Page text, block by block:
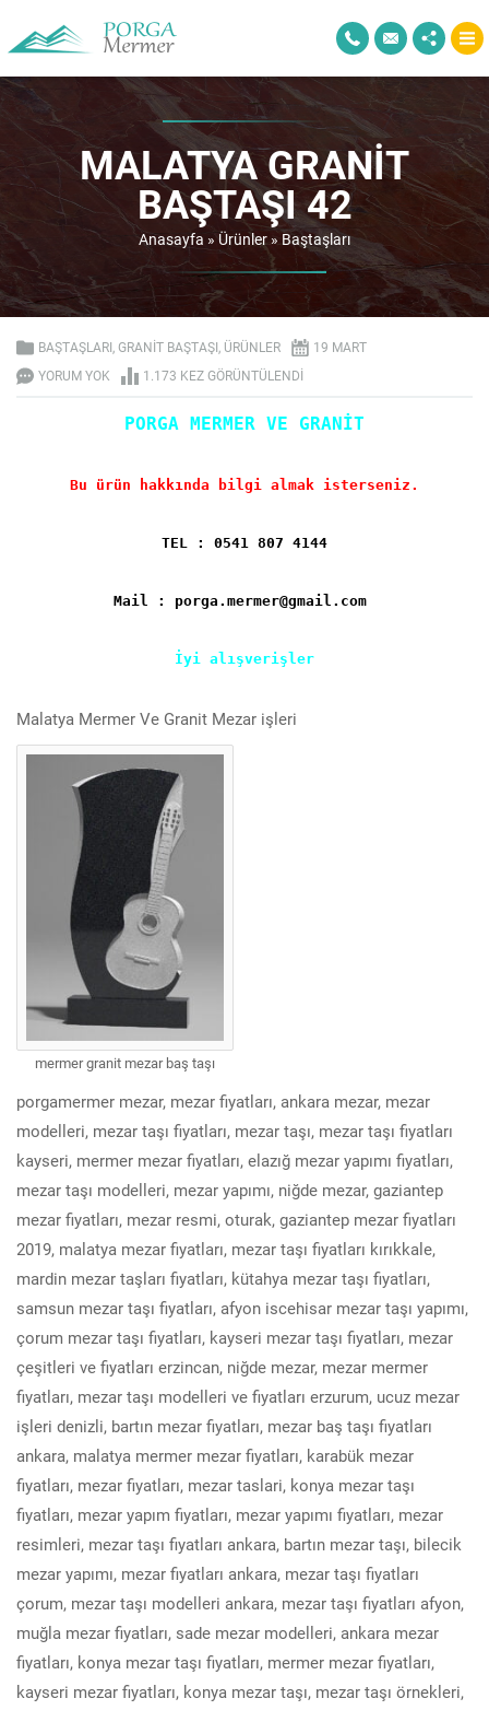
MALATYA GRANIT
BAŞTAŞI 42
Anasayfa » Ürünler»Baştaşları
BAŞTAŞLARI GRANIT BAŞTAŞI ÜRÜNLER
19 MART
YORUM YOK
1.173 KEZ GÖRÜNTÜLENDI
PORGA MERMER VE GRANİT
Bu ürün hakkında bilgi almak isterseniz.
TEL : 0541 807 4144
Mail : porga.mermer@gmail.com
İyi alışverişler
Malatya Mermer Ve Granit Mezar işleri
mermer granit mezar baş taşı
porgamermer mezar, mezar fiyatları, ankara mezar, mezar
modelleri, mezar taşı fiyatları, mezar taşı, mezar taşı fiyatları
kayseri, mermer mezar fiyatları, elazığ mezar yapımı fiyatları,
mezar taşı modelleri, mezar yapımı, niğde mezar, gaziantep
mezar fiyatları, mezar resmi, oturak, gaziantep mezar fiyatları
2019, malatya mezar fiyatları, mezar taşı fiyatları kırıkkale,
mardin mezar taşları fiyatları, kütahya mezar taşı fiyatları,
samsun mezar taşı fiyatları, afyon iscehisar mezar taşı yapımı,
çorum mezar taşı fiyatları, kayseri mezar taşı fiyatları, mezar
çeşitleri ve fiyatları erzincan, niğde mezar, mezar mermer
fiyatları, mezar taşı modelleri ve fiyatları erzurum, ucuz mezar
işleri denizli, bartın mezar fiyatları, mezar baş taşı fiyatları
ankara, malatya mermer mezar fiyatları, karabük mezar
fiyatları, mezar fiyatları, mezar taslari, konya mezar taşı
fiyatları, mezar yapım fiyatları, mezar yapımı fiyatları, mezar
resimleri, mezar taşı fiyatları ankara, bartın mezar taşı, bilecik
mezar yapımı, mezar fiyatları ankara, mezar taşı fiyatları
çorum, mezar taşı modelleri ankara, mezar taşı fiyatları afyon,
muğla mezar fiyatları, sade mezar modelleri, ankara mezar
fiyatları, konya mezar taşı fiyatları, mermer mezar fiyatları,
kayseri mezar fiyatları, konya mezar taşı, mezar taşı örnekleri,